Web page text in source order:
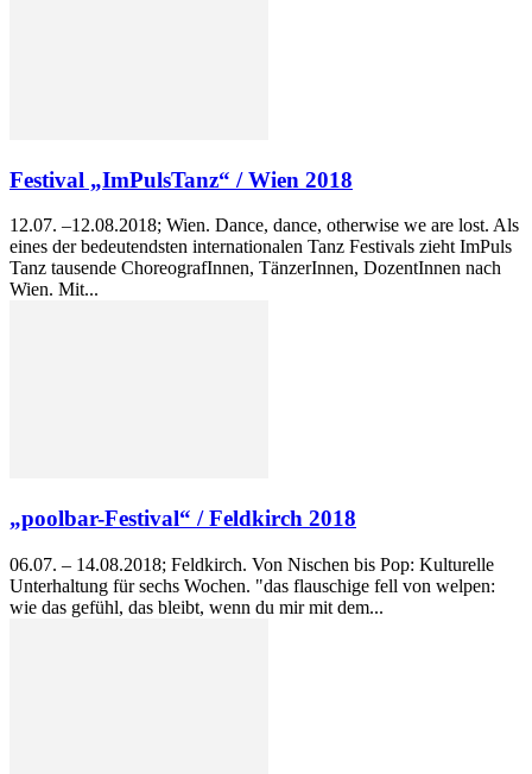
Festival „ImPulsTanz“ / Wien 2018
12.07. –12.08.2018; Wien. Dance, dance, otherwise we are lost. Als
eines der bedeutendsten internationalen Tanz Festivals zieht ImPuls
Tanz tausende ChoreografInnen, TänzerInnen, DozentInnen nach
Wien. Mit...
„poolbar-Festival“ / Feldkirch 2018
06.07. – 14.08.2018; Feldkirch. Von Nischen bis Pop: Kulturelle
Unterhaltung für sechs Wochen. "das flauschige fell von welpen:
wie das gefühl, das bleibt, wenn du mir mit dem...